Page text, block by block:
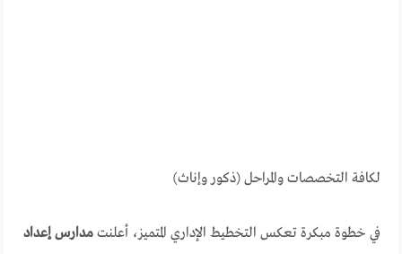
لكافة التخصصات والمراحل (ذكور وإناث)
في خطوة مبكرة تعكس التخطيط الإداري المتميز، أعلنتمدارس إعداد